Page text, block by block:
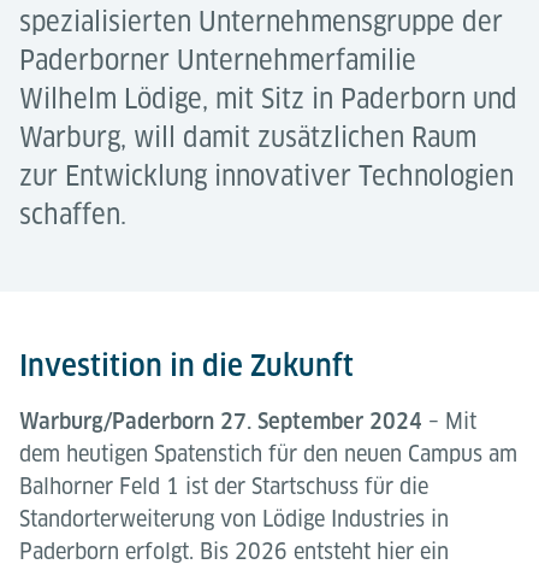
spezialisierten Unternehmensgruppe der
Paderborner Unternehmerfamilie
Wilhelm Lödige, mit Sitz in Paderborn und
Warburg, will damit zusätzlichen Raum
zur Entwicklung innovativer Technologien
schaffen.
Investition in die Zukunft
Warburg/Paderborn 27. September 2024 – Mit
dem heutigen Spatenstich für den neuen Campus am
Balhorner Feld 1 ist der Startschuss für die
Standorterweiterung von Lödige Industries in
Paderborn erfolgt. Bis 2026 entsteht hier ein